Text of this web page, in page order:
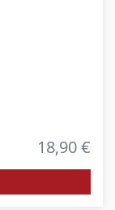
18,90 €